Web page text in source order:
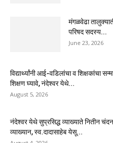
मंगळवेढा
परिषद सदस्य...
June 23, 2026
विद्यार्थ्यांनी आई-वडिलांचा व शिक्षकांचा
शिक्षण घ्यावे, नंदेश्वर येथे...
August 5, 2026
नंदेश्वर येथे सुप्रसिद्ध व्याख्याते नितीन
व्याख्यान, स्व.दादासाहेब येसू...